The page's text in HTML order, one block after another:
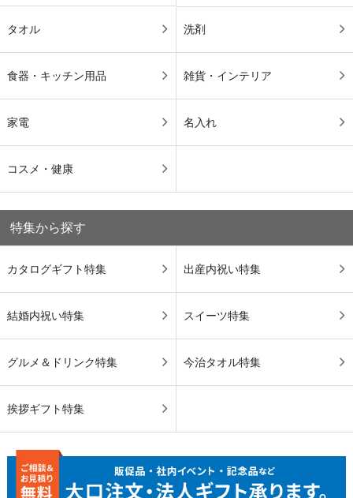
タオル 洗剤
食器・キッチン用品 雑貨・インテリア
家電 名入れ
コスメ・健康
特集から探す
カタログギフト特集 出産内祝い特集
結婚内祝い特集 スイーツ特集
グルメ＆ドリンク特集 今治タオル特集
挨拶ギフト特集